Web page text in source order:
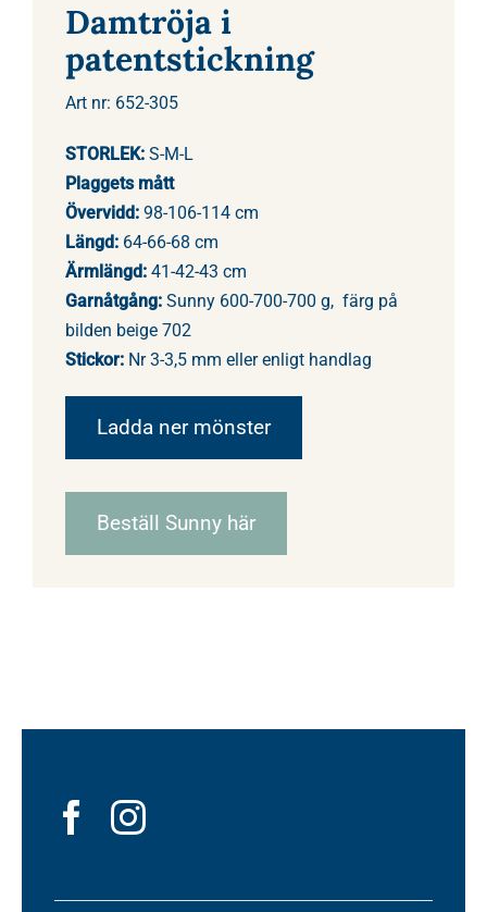
Damtröja i
patentstickning
Art nr: 652-305
STORLEK:S-M-L
Plaggets mått
Övervidd:98-106-114 cm
Längd:64-66-68 cm
Ärmlängd:41-42-43 cm
Garnåtgång:Sunny 600-700-700 g, färg på
bilden beige 702
Stickor:Nr 3-3,5 mm eller enligt handlag
Ladda ner mönster
Beställ Sunny här